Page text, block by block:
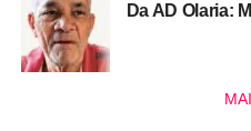
Da AD Olaria: